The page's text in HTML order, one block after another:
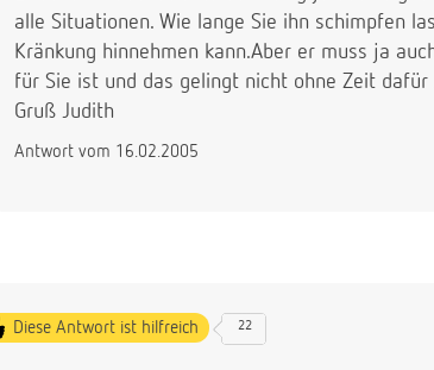
alle Situationen. Wie lange Sie ihn schimpfen
Kränkung hinnehmen kann.Aber er muss ja
für Sie ist und das gelingt nicht ohne Zeit dafür
Gruß Judith
Antwort vom 16.02.2005
Diese Antwort ist hilfreich 22